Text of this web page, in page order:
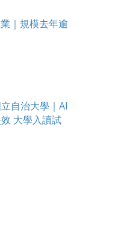
｜規模去年逾
自治大學｜AI
大學入讀試